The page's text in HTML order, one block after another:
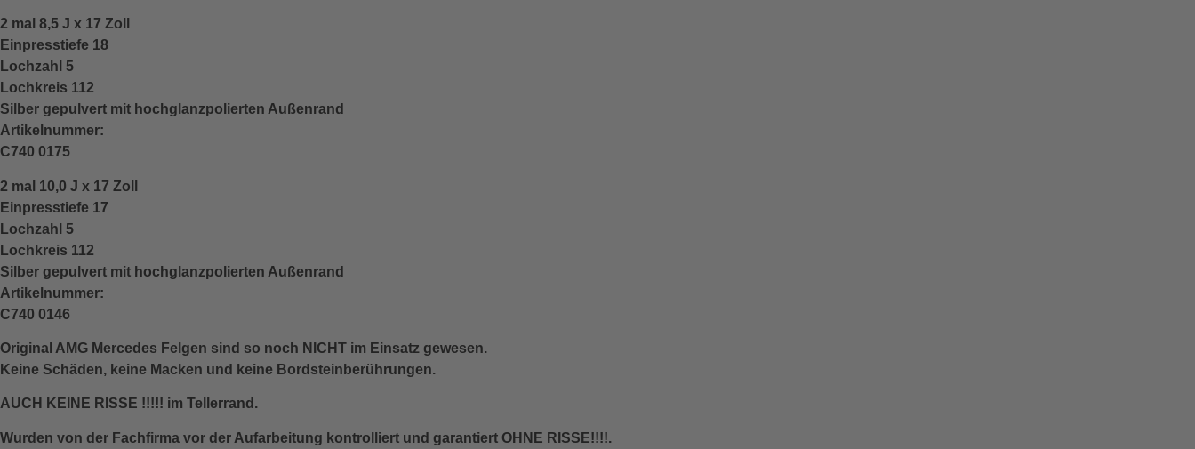
2 mal 8,5 J x 17 Zoll
Einpresstiefe 18
Lochzahl 5
Lochkreis 112
Silber gepulvert mit hochglanzpolierten Außenrand
Artikelnummer:
C740 0175
2 mal 10,0 J x 17 Zoll
Einpresstiefe 17
Lochzahl 5
Lochkreis 112
Silber gepulvert mit hochglanzpolierten Außenrand
Artikelnummer:
C740 0146
Original AMG Mercedes Felgen sind so noch NICHT im Einsatz gewesen.
Keine Schäden, keine Macken und keine Bordsteinberührungen.
AUCH KEINE RISSE !!!!! im Tellerrand.
Wurden von der Fachfirma vor der Aufarbeitung kontrolliert und garantiert OHNE RISSE!!!!.